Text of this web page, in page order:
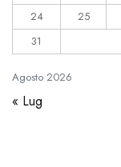
Agosto 2026
24
25
31
« Lug